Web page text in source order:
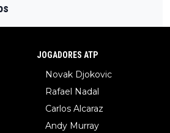
JOGADORES ATP
Novak Djokovic
Rafael Nadal
Carlos Alcaraz
Andy Murray